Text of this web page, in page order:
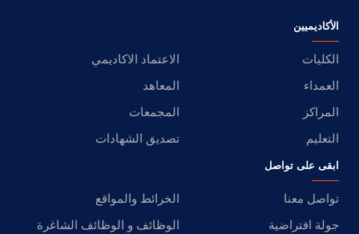
الأكاديميين
الكليات
الاعتماد الاكاديمي
العمداء
المعاهد
المراكز
المجمعات
التعليم
تصديق الشهادات
ابقى على تواصل
تواصل معنا
الخرائط والمواقع
جولة افتراضية
الوظائف و الوظائف الشاغرة